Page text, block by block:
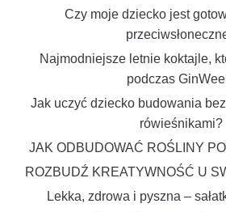
Czy moje dziecko jest
Najmodniejsze letnie koktajle,
podczas
Jak uczyć dziecko budowania
rówieśnikami?
JAK ODBUDOWAĆ ROŚLINY
ROZBUDŹ KREATYWNOŚĆ U
Lekka, zdrowa i pyszna –